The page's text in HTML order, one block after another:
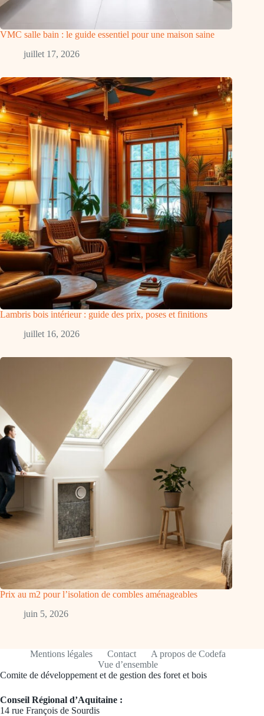
VMC salle bain : le guide essentiel pour une maison saine
juillet 17, 2026
Lambris bois intérieur : guide des prix, poses et finitions
juillet 16, 2026
Prix au m2 pour l’isolation de combles aménageables
juin 5, 2026
Mentions légales Contact
A propos de Codefa
Vue d’ensemble
Comite de développement et de gestion des foret et bois
Conseil Régional d’Aquitaine :
14 rue François de Sourdis